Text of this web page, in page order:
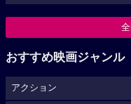
おすすめ映画ジャンル
アクション